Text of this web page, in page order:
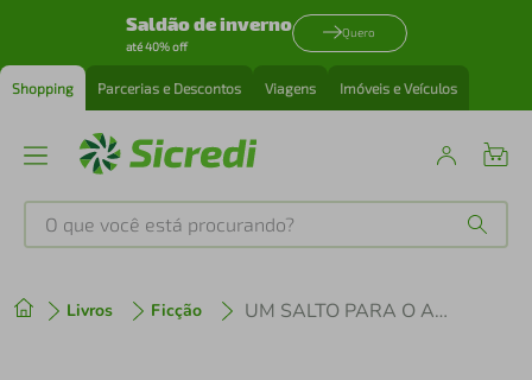
Saldão de inverno
até 40% off
Quero
Shopping Parcerias e Descontos Viagens Imóveis e Veículos
O que você está procurando?
Livros Ficção UM SALTO PARA O AMOR